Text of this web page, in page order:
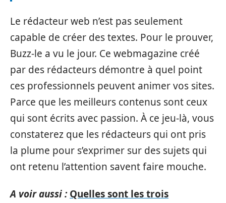
Le rédacteur web n’est pas seulement
capable de créer des textes. Pour le prouver,
Buzz-le a vu le jour. Ce webmagazine créé
par des rédacteurs démontre à quel point
ces professionnels peuvent animer vos sites.
Parce que les meilleurs contenus sont ceux
qui sont écrits avec passion. À ce jeu-là, vous
constaterez que les rédacteurs qui ont pris
la plume pour s’exprimer sur des sujets qui
ont retenu l’attention savent faire mouche.
A voir aussi : Quelles sont les trois